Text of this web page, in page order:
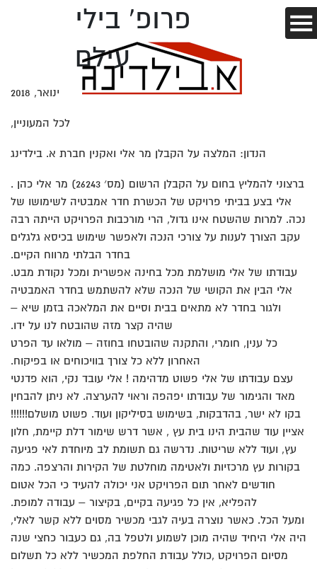
פרופ' בילי
עילם
ינואר, 2018
לכל המעוניין,
הנדון: המלצה על הקבלן מר אלי ואקנין חברת א. בילדינג
ברצוני להמליץ בחום על הקבלן הרשום (מס׳ 26243) מר אלי כהן .
אלי בצע בביתי פרויקט של הכשרת חדר אמבטיה לשימושו של
נכה. למרות שהשטח אינו גדול, הרי מורכבות הפרויקט הייתה רבה
עקב הצורך לענות על צורכי הנכה ולאפשר שימוש בכיסא גלגלים
בחדר הבלתי מרווח הקיים.
עבודתו של אלי מושלמת מכל בחינה אפשרית ומכל נקודת מבט.
אלי הבין את הקושי של הנכה שלא להשתמש בחדר האמבטיה
ולגור בחדר לא מתאים בבית וסיים את המלאכה בזמן שיא –
שהיה קצר מזה שהובטח לנו על ידו.
כל ענין, חומרי, והתקנה שהובטחו בחוזה – מולאו עד הפרט
האחרון ללא כל צורך בוויכוחים או בפיקוח.
עצם עבודתו של אלי פשוט מדהימה ! אלי עובד נקי, הוא פדנטי
מאד והגימור של עבודתו יפהפה וראוי להערצה. לא ניתן להבחין
בקו לא ישר, בהדבקות, בשימוש בסיליקון ועוד. פשוט מושלם!!!!!!
אציין עוד שהבית הינו בית עץ , אשר דרש שימור דלת קיימת, חלון
עץ, ועוד ללא שריטות. נדרשה גם תשומת לב מיוחדת לאי פגיעה
בקורות עץ מרכזיות ולאטימה מוחלטת של הקירות והרצפה. כמה
חודשים לאחר תום הפרויקט אני יכולה להעיד כי הכל אטום
להפליא, אין כל פגיעה בקיים, בקיצור – עבודה למופת.
ומעל הכל. כאשר נוצרה בעיה לגבי מכשיר מסוים ללא קשר לאלי,
היה אלי היחיד שהיה מוכן לשמוע ולטפל בה, גם כעבור כחצי שנה
מסיום הפרויקט ,כולל עבודת החלפת המכשיר ללא כל תשלום